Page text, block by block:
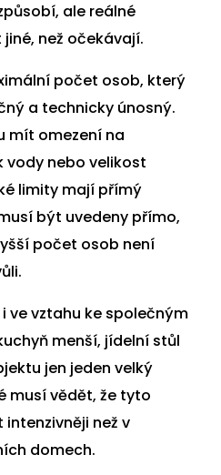
ale reálné
než očekávají.
počet osob, který
a technicky únosný.
mít omezení na
vody nebo velikost
limity mají přímý
být uvedeny přímo,
počet osob není
ve vztahu ke společným
menší, jídelní stůl
jen jeden velký
musí vědět, že tyto
než v
domech.